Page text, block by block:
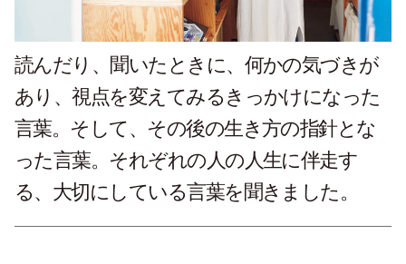
読んだり、聞いたときに、何かの気づきが
あり、視点を変えてみるきっかけになった
言葉。そして、その後の生き方の指針とな
った言葉。それぞれの人の人生に伴走す
る、大切にしている言葉を聞きました。